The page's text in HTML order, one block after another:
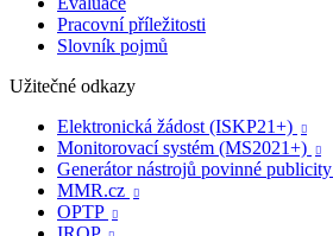
Pracovní příležitosti
Slovník pojmů
Užitečné odkazy
Elektronická žádost (ISKP21+)

Monitorovací systém (MS2021+) 
Generátor nástrojů povinné publicity
MMR.cz 
OPTP 